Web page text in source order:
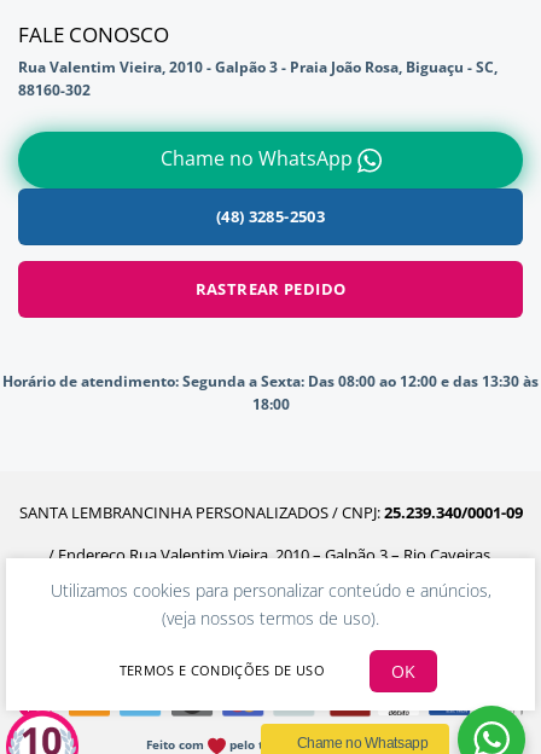
FALE CONOSCO
Rua Valentim Vieira, 2010 - Galpão 3 - Praia João Rosa, Biguaçu - SC,
88160-302
Chame no WhatsApp
(48) 3285-2503
RASTREAR PEDIDO
Horário de atendimento:Segunda a Sexta: Das 08:00 ao 12:00 e das 13:30 às
18:00
Chame no Whatsapp
SANTA LEMBRANCINHA PERSONALIZADOS / CNPJ:25.239.340/0001-09
/ Endereço Rua Valentim Vieira, 2010 – Galpão 3 – Rio Caveiras,
Biguaçu – SC, 88160-302
Feito com pelo time da Ecommerceria
Utilizamos cookies para personalizar conteúdo e anúncios,
(veja nossos termos de uso).
TERMOS E CONDIÇÕES DE USO OK